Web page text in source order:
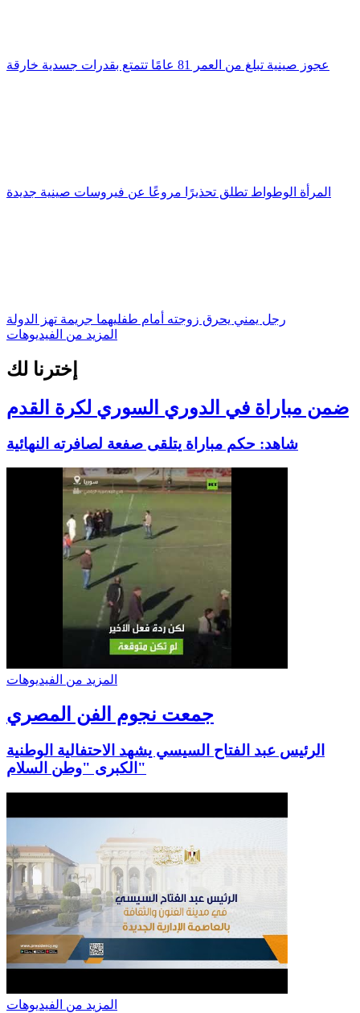
عجوز صينية تبلغ من العمر 81 عامًا تتمتع بقدرات جسدية خارقة
المرأة الوطواط تطلق تحذيرًا مروعًا عن فيروسات صينية جديدة
رجل يمني يحرق زوجته أمام طفليهما جريمة تهز الدولة
المزيد من الفيديوهات
إخترنا لك
ضمن مباراة في الدوري السوري لكرة القدم
شاهد: حكم مباراة يتلقى صفعة لصافرته النهائية
المزيد من الفيديوهات
جمعت نجوم الفن المصري
الرئيس عبد الفتاح السيسي يشهد الاحتفالية الوطنية
الكبرى "وطن السلام"
المزيد من الفيديوهات